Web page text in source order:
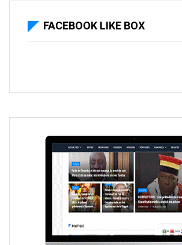
FACEBOOK LIKE BOX